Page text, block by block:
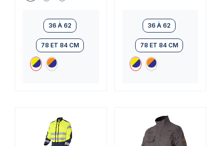
36 À 62
78 ET 84 CM
36 À 62
78 ET 84 CM